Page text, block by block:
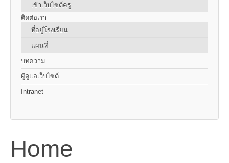
เข้าเว็บไซต์ครู
ติดต่อเรา
ที่อยู่โรงเรียน
แผนที่
บทความ
ผู้ดูแลเว็บไซต์
Intranet
Home